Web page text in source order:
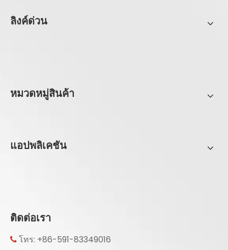
ลิงค์ด่วน
หมวดหมู่สินค้า
แอปพลิเคชัน
ติดต่อเรา
 โทร: +86-591-83349016